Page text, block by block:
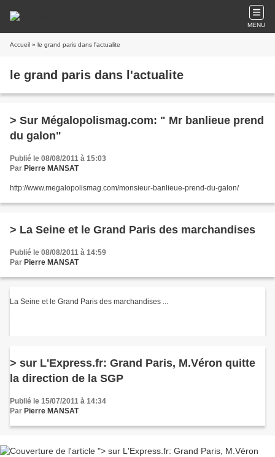
MENU
Accueil » le grand paris dans l'actualite
le grand paris dans l'actualite
> Sur Mégalopolismag.com: " Mr banlieue prend
du galon"
Publié le 08/08/2011 à 15:03
Par Pierre MANSAT
http://www.megalopolismag.com/monsieur-banlieue-prend-du-galon/
> La Seine et le Grand Paris des marchandises
Publié le 08/08/2011 à 14:59
Par Pierre MANSAT
La Seine et le Grand Paris des marchandises ...
> sur L'Express.fr: Grand Paris, M.Véron quitte
la direction de la SGP
Publié le 15/07/2011 à 14:34
Par Pierre MANSAT